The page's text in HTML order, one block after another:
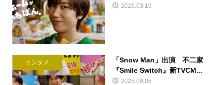
2026.03.19
エンタメ
「Snow Man」出演 不二家
『Smile Switch』新TVCM...
2025.09.05